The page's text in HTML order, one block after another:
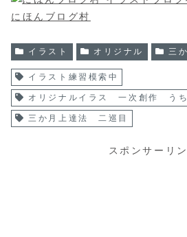
にほんブログ村
イラスト オリジナル 三
イラスト練習模索中
オリジナルイラス 一次創作 う
三か月上達法 二巡目
スポンサーリ